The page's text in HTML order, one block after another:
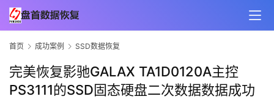
首页 成功案例 SSD数据恢复
完美恢复影驰GALAX TA1D0120A主控
PS3111的SSD固态硬盘二次数据数据成功